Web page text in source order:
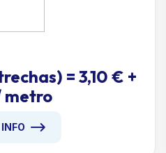
= 3,10 € +
metro